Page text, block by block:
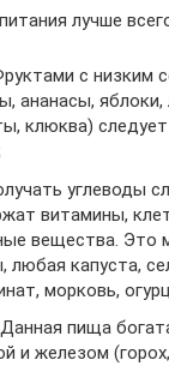
лучше
с низким
ананасы,
клюква)
углеводы
витамины,
вещества. Это
любая капуста,
морковь,
пища
и железом